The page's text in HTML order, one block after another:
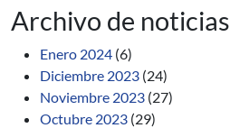
Archivo de noticias
Enero 2024 (6)
Diciembre 2023 (24)
Noviembre 2023 (27)
Octubre 2023 (29)